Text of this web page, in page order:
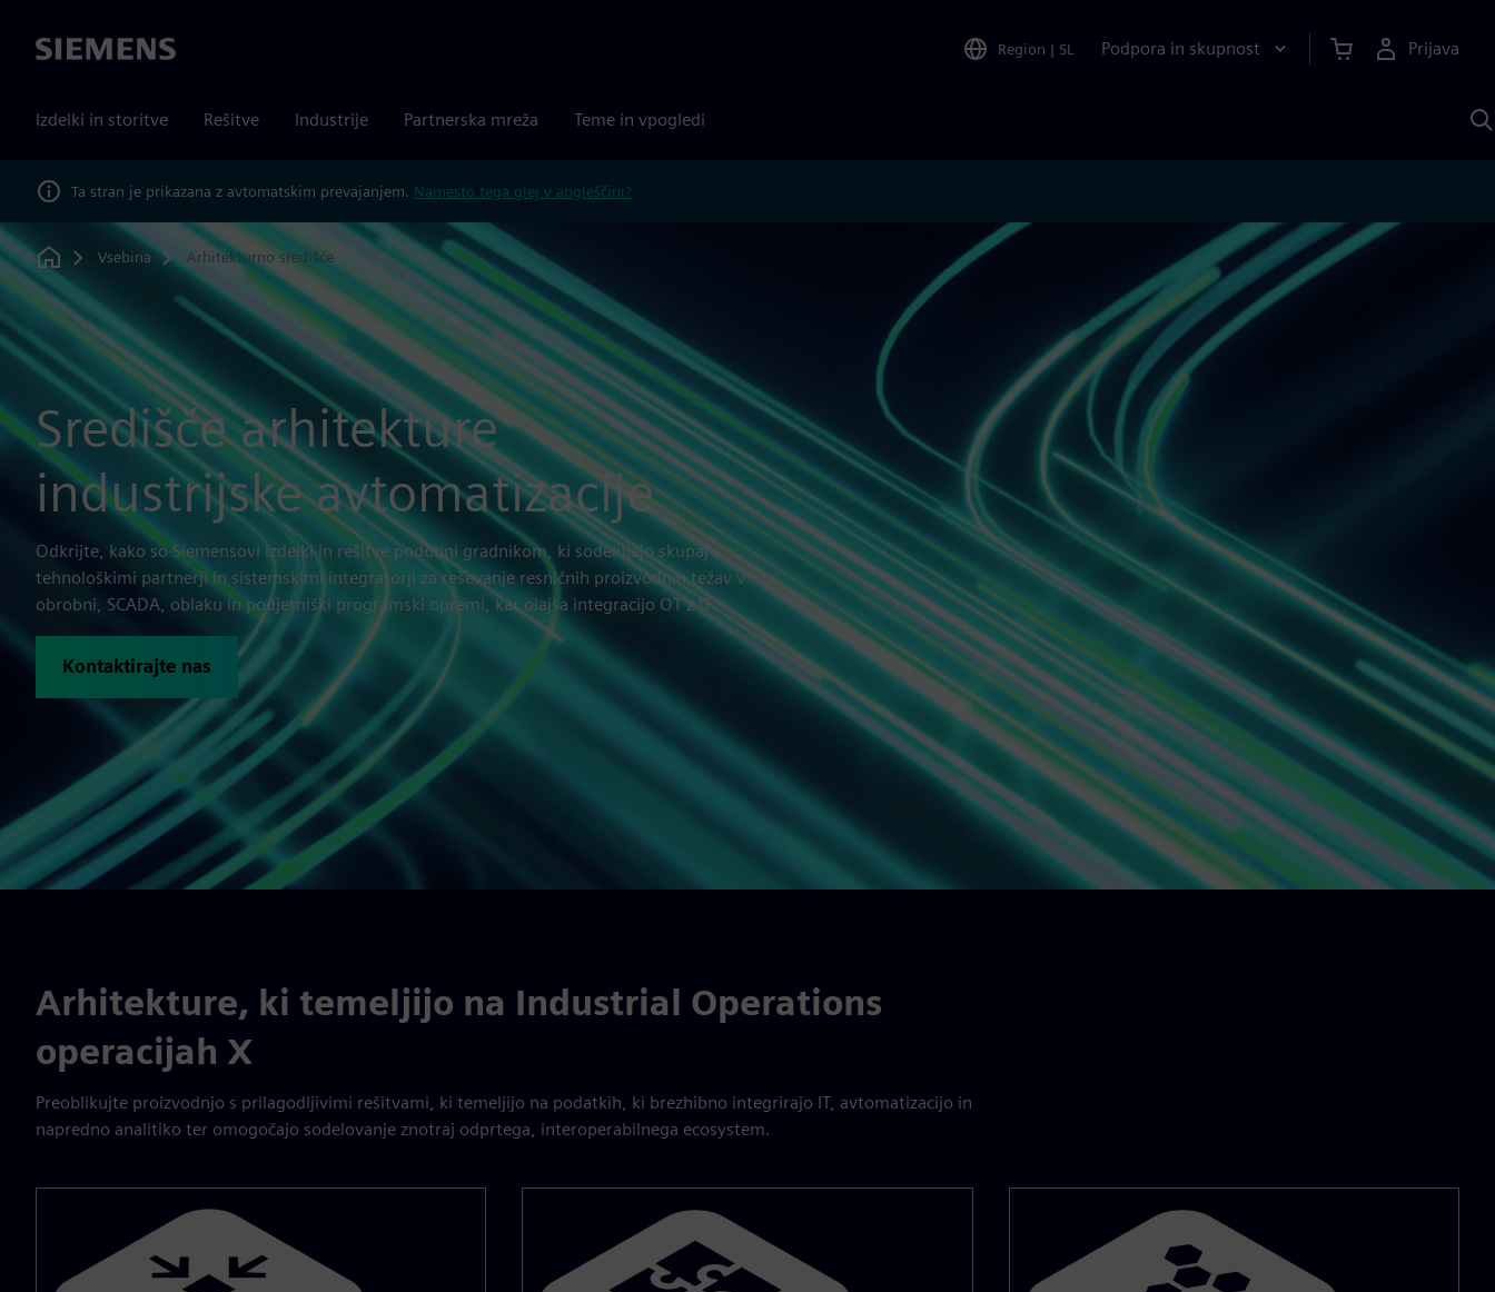
Siemens Region | SL Podpora in skupnost Prijava
Izdelki in storitve Rešitve Industrije Partnerska mreža Teme in vpogledi
s
Ta stran je prikazana z avtomatskim prevajanjem. Namesto tega glej v angleščini?
Home
Vsebina Arhitekturno središče
Središče arhitekture
industrijske avtomatizacije
Odkrijte, kako so Siemensovi izdelki in rešitve podobni gradnikom, ki sodelujejo skupaj s
tehnološkimi partnerji in sistemskimi integratorji za reševanje resničnih proizvodnih težav v
obrobni, SCADA, oblaku in podjetniški programski opremi, kar olajša integracijo OT z IT.
Kontaktirajte nas
Arhitekture, ki temeljijo na Industrial Operations
operacijah X
Preoblikujte proizvodnjo s prilagodljivimi rešitvami, ki temeljijo na podatkih, ki brezhibno integrirajo IT, avtomatizacijo in
napredno analitiko ter omogočajo sodelovanje znotraj odprtega, interoperabilnega ecosystem.